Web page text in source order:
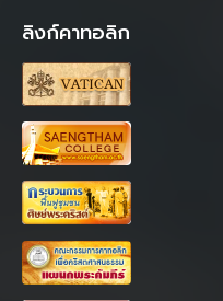
ลิงก์คาทอลิก